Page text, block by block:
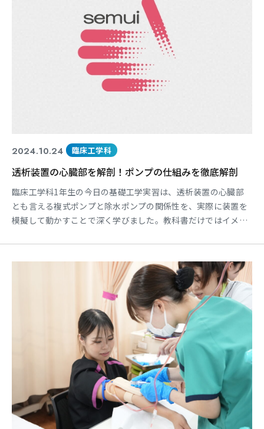
2024.10.24 臨床工学科
透析装置の心臓部を解剖！ポンプの仕組みを徹底解剖
臨床工学科1年生の今日の基礎工学実習は、透析装置の心臓部
とも言える複式ポンプと除水ポンプの関係性を、実際に装置を
模擬して動かすことで深く学びました。教科書だけではイメー
その仕組みを目で見て、手で触れて、そして心で理解すること
ができました。特に、複式ポンプの中にある小さな部品、ポペ